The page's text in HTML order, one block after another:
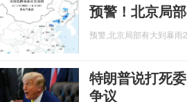
预警！北京局
预警,北京局部有大到暴雨
特朗普说打死
争议